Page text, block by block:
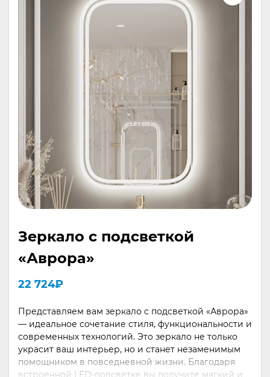
Зеркало с подсветкой
«Аврора»
22 724₽
Представляем вам зеркало с подсветкой «Аврора»
— идеальное сочетание стиля, функциональности и
современных технологий. Это зеркало не только
украсит ваш интерьер, но и станет незаменимым
помощником в повседневной жизни. Благодаря
встроенной LED-подсветке вы получите мягкий и